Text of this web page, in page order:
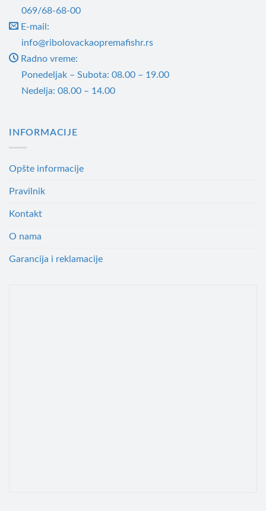
069/68-68-00
E-mail:
info@ribolovackaopremafishr.rs
Radno vreme:
Ponedeljak – Subota: 08.00 – 19.00
Nedelja: 08.00 – 14.00
INFORMACIJE
Opšte informacije
Pravilnik
Kontakt
O nama
Garancija i reklamacije